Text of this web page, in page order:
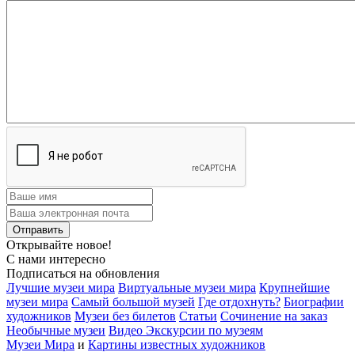
Открывайте новое!
С нами интересно
Подписаться на обновления
Лучшие музеи мира Виртуальные музеи мира Крупнейшие
музеи мира Самый большой музей Где отдохнуть? Биографии
художников Музеи без билетов Статьи Сочинение на заказ
Необычные музеи Видео Экскурсии по музеям
Музеи Мира и Картины известных художников